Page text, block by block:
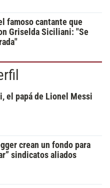
famoso cantante que
Griselda Siciliani: "Se
el papá de Lionel Messi
crean un fondo para
sindicatos aliados